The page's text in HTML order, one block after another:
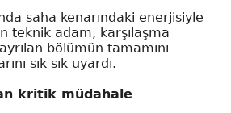
saha kenarındaki enerjisiyle
teknik adam, karşılaşma
bölümün tamamını
sık sık uyardı.
kritik müdahale